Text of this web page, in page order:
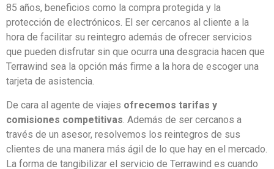
85 años, beneficios como la compra protegida y la
protección de electrónicos. El ser cercanos al cliente a la
hora de facilitar su reintegro además de ofrecer servicios
que pueden disfrutar sin que ocurra una desgracia hacen que
Terrawind sea la opción más firme a la hora de escoger una
tarjeta de asistencia.
De cara al agente de viajes ofrecemos tarifas y
comisiones competitivas . Además de ser cercanos a
través de un asesor, resolvemos los reintegros de sus
clientes de una manera más ágil de lo que hay en el mercado.
La forma de tangibilizar el servicio de Terrawind es cuando